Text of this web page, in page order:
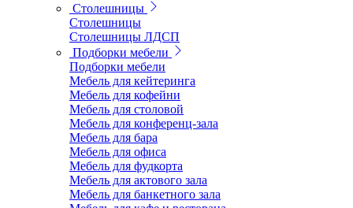
Столешницы
Столешницы
Столешницы ЛДСП
Подборки мебели
Подборки мебели
Мебель для кейтеринга
Мебель для кофейни
Мебель для столовой
Мебель для конференц-зала
Мебель для бара
Мебель для офиса
Мебель для фудкорта
Мебель для актового зала
Мебель для банкетного зала